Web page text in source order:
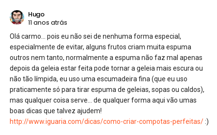
Hugo
11 anos atrás
Olá carmo… pois eu não sei de nenhuma forma especial,
especialmente de evitar, alguns frutos criam muita espuma
outros nem tanto, normalmente a espuma não faz mal apenas
depois da geleia estar feita pode tornar a geleia mais escura ou
não tão límpida, eu uso uma escumadeira fina (que eu uso
praticamente só para tirar espuma de geleias, sopas ou caldos),
mas qualquer coisa serve… de qualquer forma aqui vão umas
boas dicas que talvez ajudem!
http://www.iguaria.com/dicas/como-criar-compotas-perfeitas/:)